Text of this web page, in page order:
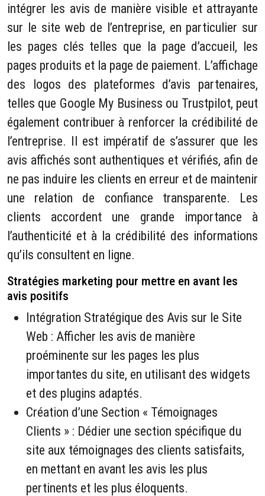
intégrer les avis de manière visible et attrayante
sur le site web de l’entreprise, en particulier sur
les pages clés telles que la page d’accueil, les
pages produits et la page de paiement. L’affichage
des logos des plateformes d’avis partenaires,
telles que Google My Business ou Trustpilot, peut
également contribuer à renforcer la crédibilité de
l’entreprise. Il est impératif de s’assurer que les
avis affichés sont authentiques et vérifiés, afin de
ne pas induire les clients en erreur et de maintenir
une relation de confiance transparente. Les
clients accordent une grande importance à
l’authenticité et à la crédibilité des informations
qu’ils consultent en ligne.
Stratégies marketing pour mettre en avant les
avis positifs
Intégration Stratégique des Avis sur le Site
Web : Afficher les avis de manière
proéminente sur les pages les plus
importantes du site, en utilisant des widgets
et des plugins adaptés.
Création d’une Section « Témoignages
Clients » : Dédier une section spécifique du
site aux témoignages des clients satisfaits,
en mettant en avant les avis les plus
pertinents et les plus éloquents.